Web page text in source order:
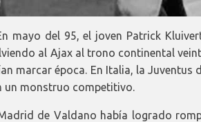
mayo del 95, el joven Patrick
al Ajax al trono continental
marcar época. En Italia, la Juventus
un monstruo competitivo.
de Valdano había logrado